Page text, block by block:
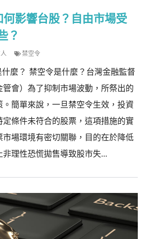
影響台股？自由市場受
？
禁空令
麼？ 禁空令是什麼？台灣金融監督
會）為了抑制市場波動，所祭出的
簡單來說，一旦禁空令生效，投資
定條件未符合的股票，這項措施的實
場環境有密切關聯，目的在於降低
理性恐慌拋售導致股市失...